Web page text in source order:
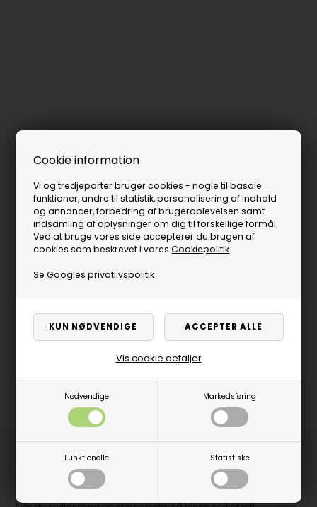
Cookie information
Vi og tredjeparter bruger cookies - nogle til basale
funktioner, andre til statistik, personalisering af indhold
og annoncer, forbedring af brugeroplevelsen samt
indsamling af oplysninger om dig til forskellige formål.
Ved at bruge vores side accepterer du brugen af
cookies som beskrevet i voresCookiepolitik.
Se Googles privatlivspolitik
Nødvendige Markedsføring
Funktionelle Statistiske
Vis cookie detaljer
Produktbeskrivelse
Pakke med 2 stk. Butterfly GIANT bordtennisbolde i størrelsen